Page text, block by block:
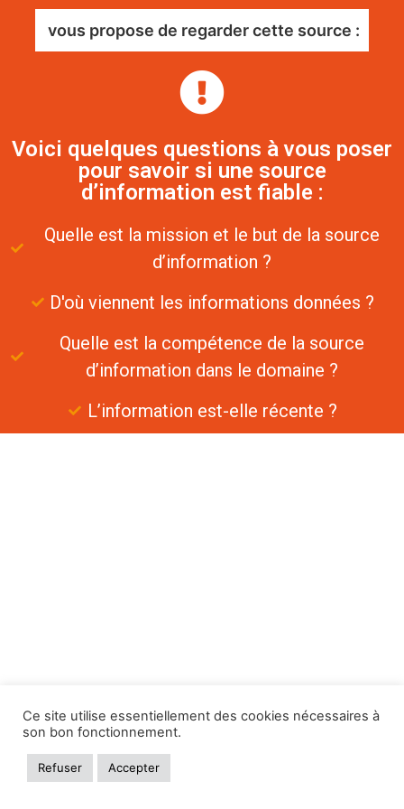
vous propose de regarder cette source :
Voici quelques questions à vous poser
pour savoir si une source
d’information est fiable :
Quelle est la mission et le but de la source
d’information ?
D'où viennent les informations données ?
Quelle est la compétence de la source
d’information dans le domaine ?
L’information est-elle récente ?
Ce site utilise essentiellement des cookies nécessaires à
son bon fonctionnement.
Refuser Accepter